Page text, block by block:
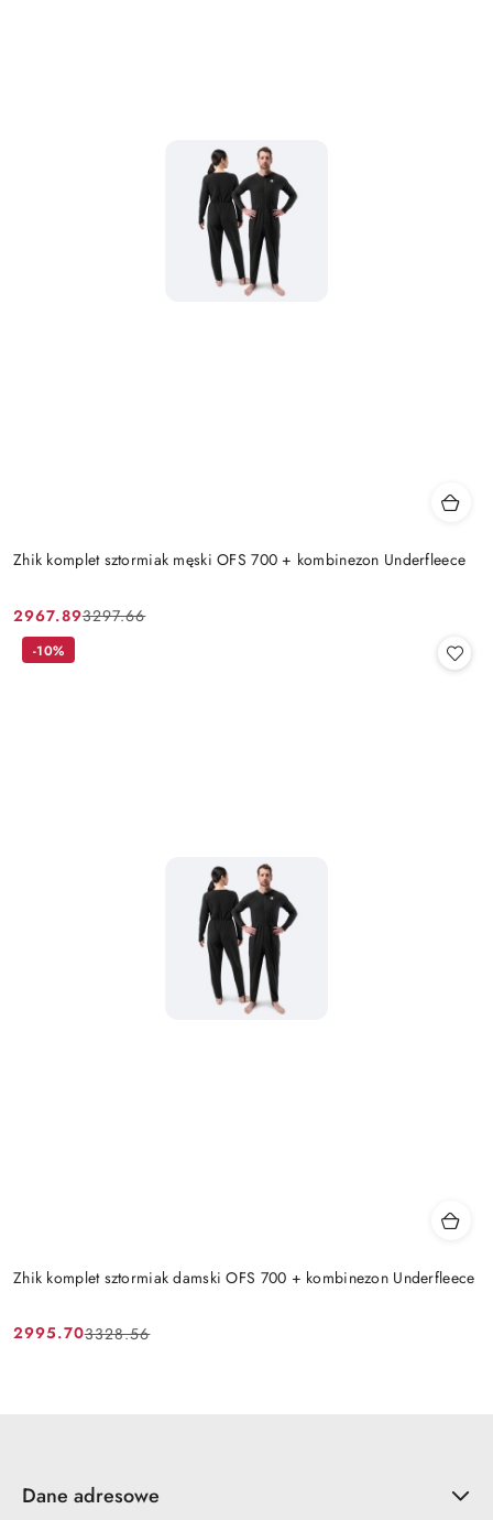
Zhik komplet sztormiak męski OFS 700 + kombinezon Underfleece
Cena
promocyjna:
2967.89
Cena
przed
3297.66
Zhik komplet sztormiak damski OFS 700 + kombinezon Underfleece
Cena
2995.70
Cena
3328.56
-10%
Dane adresowe